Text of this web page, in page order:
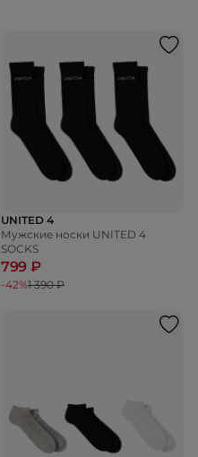
UNITED 4
Мужские носки UNITED 4
SOCKS
799 ₽
-42%1 390 ₽